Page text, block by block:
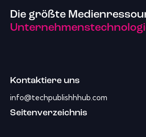
Die größte
Kontaktiere uns
info@techpublishhhub.com
Seitenverzeichnis